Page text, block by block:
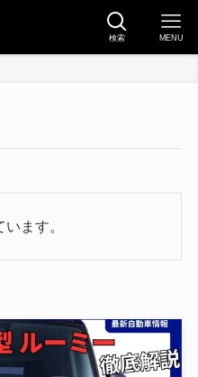
検索 MENU
ます。